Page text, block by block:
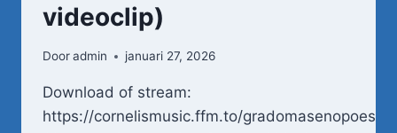
videoclip)
Dooradmin januari 27, 2026
Download of stream:
https://cornelismusic.ffm.to/gradomasenopoes